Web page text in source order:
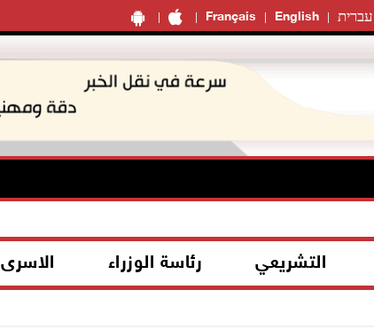
Français English עברית
التشريعي رئاسة الوزراء الاسرى